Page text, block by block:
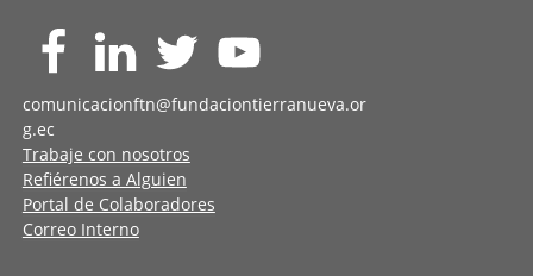
comunicacionftn@fundaciontierranueva.or
g.ec
Trabaje con nosotros
Refiérenos a Alguien
Portal de Colaboradores
Correo Interno